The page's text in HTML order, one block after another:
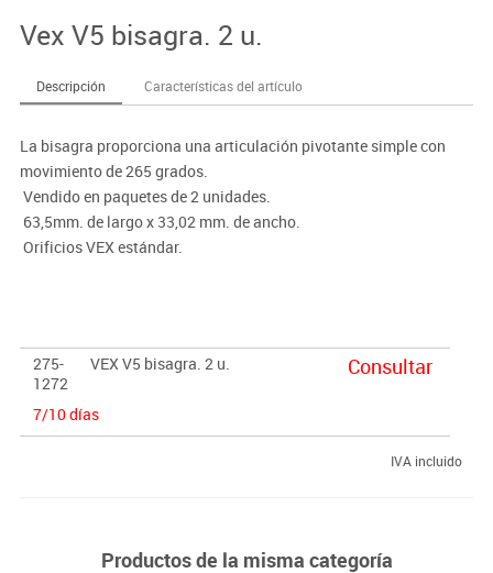
Vex V5 bisagra. 2 u.
Descripción Características del artículo
La bisagra proporciona una articulación pivotante simple con
movimiento de 265 grados.
 Vendido en paquetes de 2 unidades.
 63,5mm. de largo x 33,02 mm. de ancho.
 Orificios VEX estándar.
275-
1272
VEX V5 bisagra. 2 u.
7/10 días
Consultar
IVA incluido
Productos de la misma categoría